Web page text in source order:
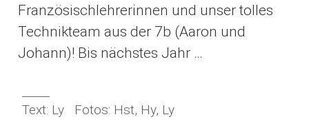
Französischlehrerinnen und unser tolles
Technikteam aus der 7b (Aaron und
Johann)! Bis nächstes Jahr …
Text: Ly Fotos: Hst, Hy, Ly